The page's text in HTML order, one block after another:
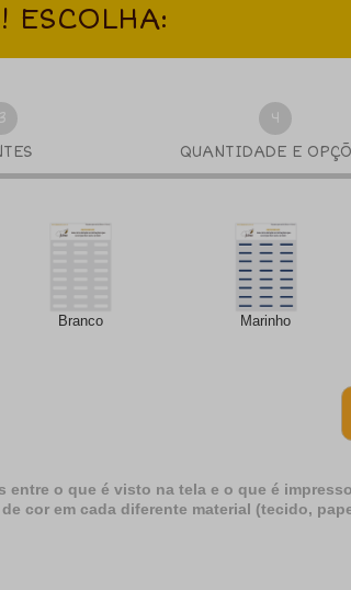
ESCOLHA:
3
4
QUANTIDADE E
Branco Marinho
entre o que é visto na tela e o que é
cor em cada diferente material (tecido,